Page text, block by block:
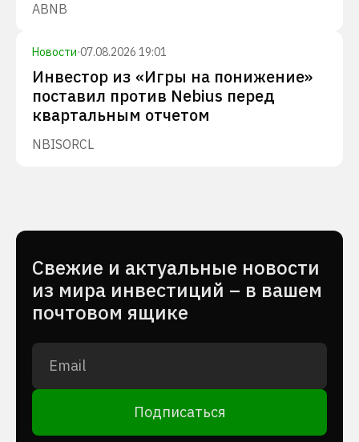
ABNB
Новости·07.08.2026 19:01
Инвестор из «Игры на понижение»
поставил против Nebius перед
квартальным отчетом
NBISORCL
Cвежие и актуальные новости
из мира инвестиций – в вашем
почтовом ящике
Подписаться